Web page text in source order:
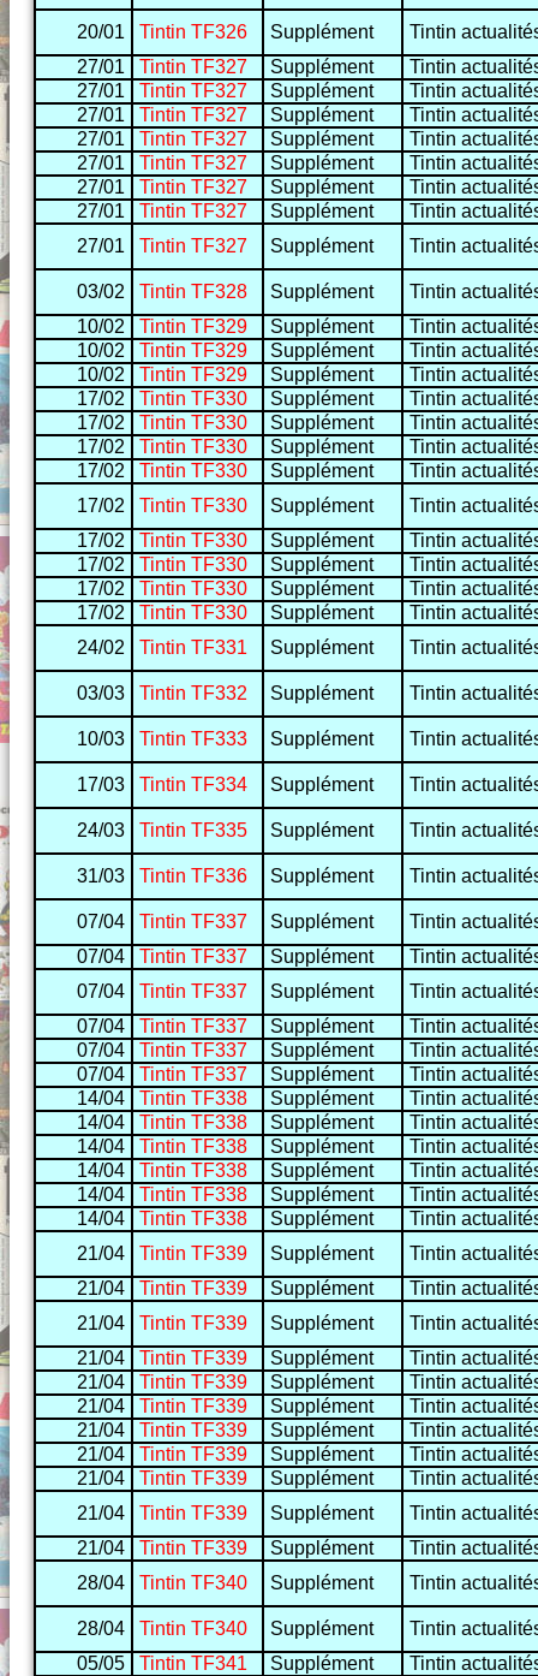
20/01 Tintin TF326 Supplément
Tintin
27/01
Tintin TF327 Supplément
Tintin
27/01
Tintin TF327 Supplément
Tintin
27/01
Tintin TF327 Supplément
Tintin
27/01
Tintin TF327 Supplément
Tintin
27/01
Tintin TF327 Supplément
Tintin
27/01
Tintin TF327 Supplément
Tintin
27/01
Tintin TF327 Supplément
Tintin
27/01
Tintin TF327 Supplément Tintin
03/02 Tintin TF328 Supplément
Tintin
10/02
Tintin TF329 Supplément
Tintin
10/02
Tintin TF329 Supplément
Tintin
10/02
Tintin TF329 Supplément
Tintin
17/02
Tintin TF330 Supplément
Tintin
17/02
Tintin TF330 Supplément
Tintin
17/02
Tintin TF330 Supplément
Tintin
17/02
Tintin TF330 Supplément
Tintin
17/02
Tintin TF330 Supplément
Tintin
17/02
Tintin TF330 Supplément
Tintin
17/02
Tintin TF330 Supplément
Tintin
17/02
Tintin TF330 Supplément
Tintin
17/02
Tintin TF330 Supplément
Tintin
24/02
Tintin TF331 Supplément Tintin
03/03 Tintin TF332 Supplément Tintin
10/03 Tintin TF333 Supplément Tintin
17/03 Tintin TF334 Supplément Tintin
24/03 Tintin TF335 Supplément Tintin
31/03 Tintin TF336 Supplément Tintin
07/04 Tintin TF337 Supplément
Tintin
07/04
Tintin TF337 Supplément
Tintin
07/04
Tintin TF337 Supplément
Tintin
07/04
Tintin TF337 Supplément
Tintin
07/04
Tintin TF337 Supplément
Tintin
07/04
Tintin TF337 Supplément
Tintin
14/04
Tintin TF338 Supplément
Tintin
14/04
Tintin TF338 Supplément
Tintin
14/04
Tintin TF338 Supplément
Tintin
14/04
Tintin TF338 Supplément
Tintin
14/04
Tintin TF338 Supplément
Tintin
14/04
Tintin TF338 Supplément
Tintin
21/04
Tintin TF339 Supplément
Tintin
21/04
Tintin TF339 Supplément
Tintin
21/04
Tintin TF339 Supplément
Tintin
21/04
Tintin TF339 Supplément
Tintin
21/04
Tintin TF339 Supplément
Tintin
21/04
Tintin TF339 Supplément
Tintin
21/04
Tintin TF339 Supplément
Tintin
21/04
Tintin TF339 Supplément
Tintin
21/04
Tintin TF339 Supplément
Tintin
21/04
Tintin TF339 Supplément
Tintin
21/04
Tintin TF339 Supplément
Tintin
28/04
Tintin TF340 Supplément Tintin
28/04 Tintin TF340 Supplément
Tintin
05/05
Tintin TF341 Supplément Tintin